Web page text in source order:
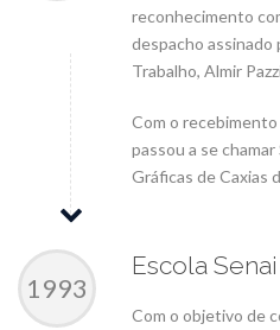
reconhecimento
despacho
Trabalho, Almir
Com o recebimento
passou a se
Gráficas de Caxias
1993
Escola Senai
Com o objetivo de